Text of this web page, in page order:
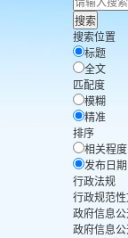
搜索位置
标题
全文
匹配度
模糊
精准
排序
相关程度
发布日期
行政法规
行政规范
政府信息
政府信息